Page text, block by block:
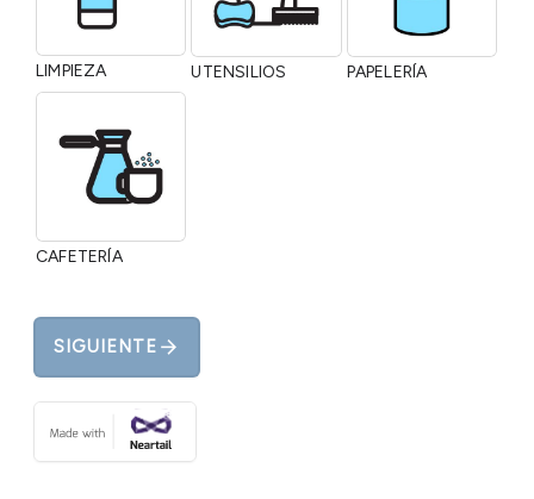
LIMPIEZA UTENSILIOS PAPELERÍA
CAFETERÍA
SIGUIENTE arrow_forward